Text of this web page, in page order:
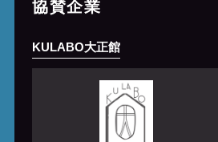
協賛企業
KULABO大正館